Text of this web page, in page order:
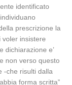
identificato
prescrizione la
insistere
dichiarazione e’
non verso questo
-che risulti dalla
forma scritta”